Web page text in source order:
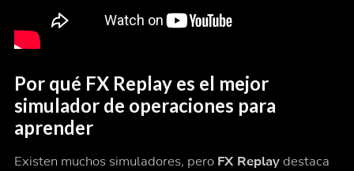
Por qué FX Replay es el mejor
simulador de operaciones para
aprender
Existen muchos simuladores, pero FX Replaydestaca